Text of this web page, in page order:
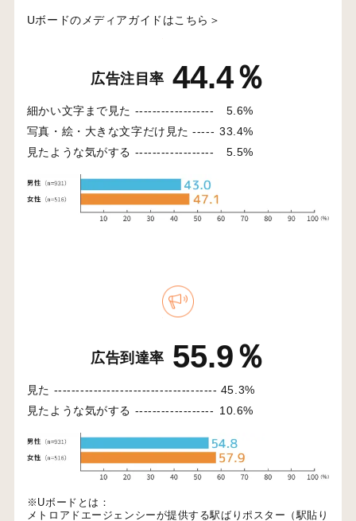
Uボードのメディアガイドはこちら＞
広告注目率 44.4％
細かい文字まで見た ------------------
5.6%
写真・絵・大きな文字だけ見た ----- 33.4%
見たような気がする ------------------
5.5%
広告到達率 55.9％
見た ------------------------------------- 45.3%
見たような気がする ------------------ 10.6%
※Uボードとは：
メトロアドエージェンシーが提供する駅ばりポスター（駅貼り